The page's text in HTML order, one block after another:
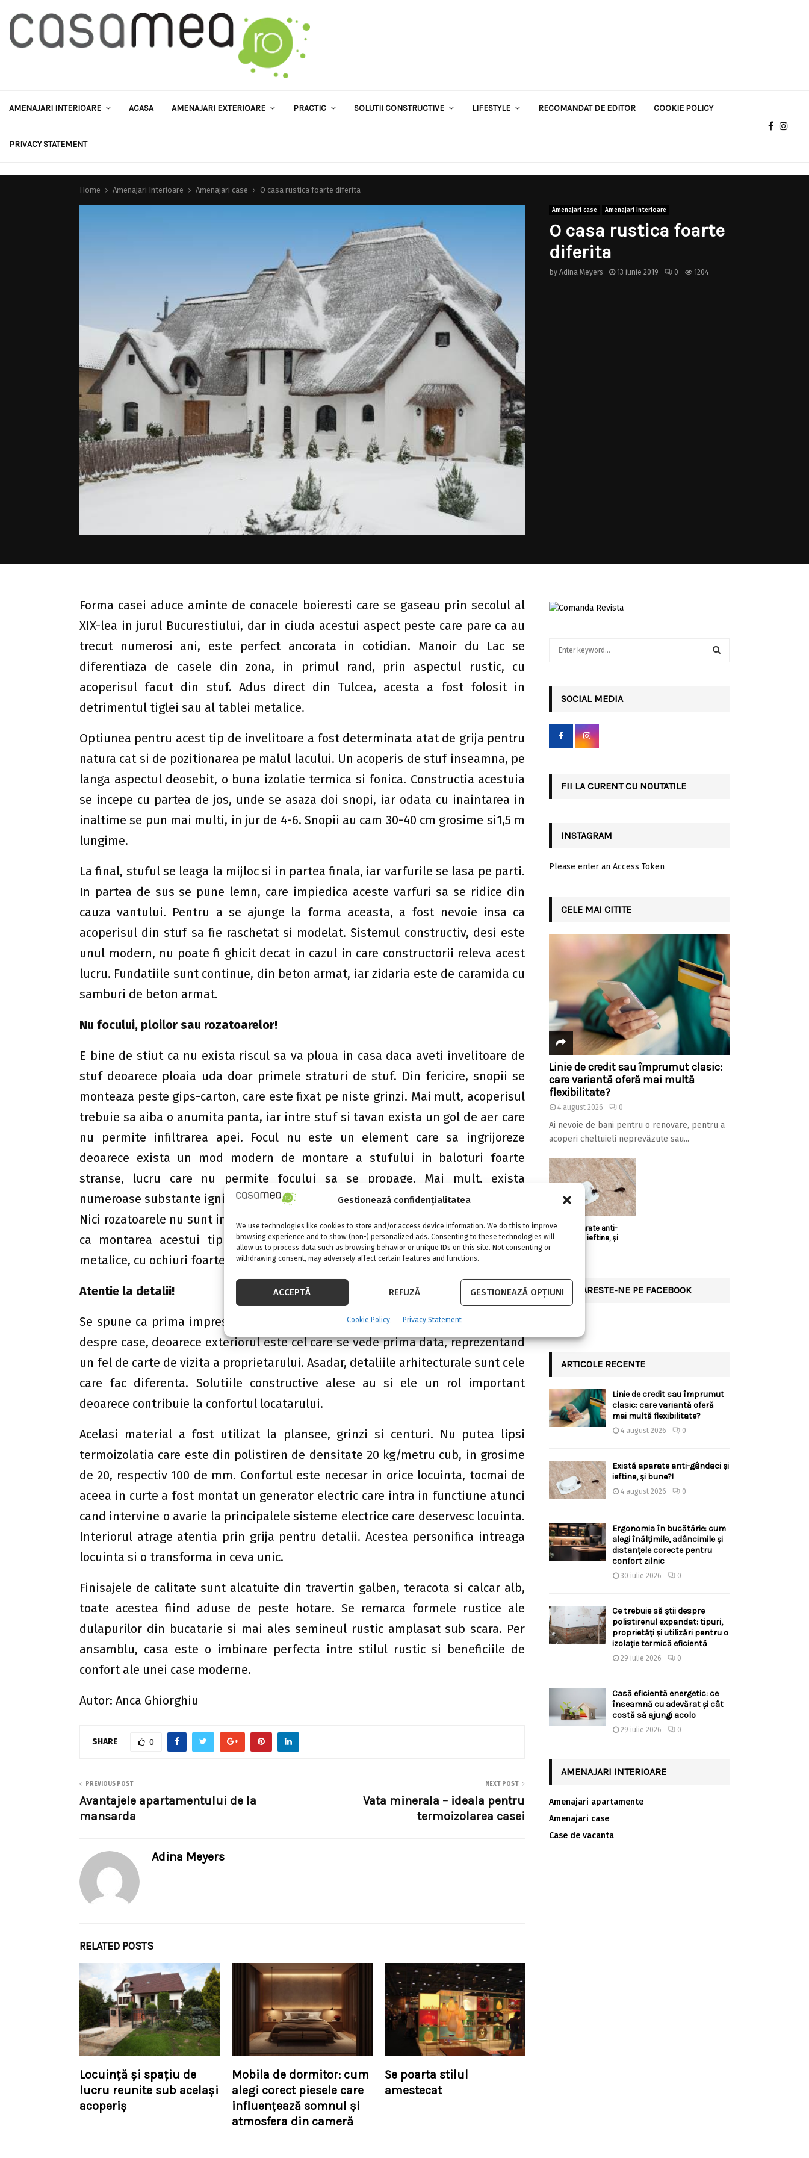
Gestionează confidențialitatea
We use technologies like cookies to store and/or access device information. We do this to improve
browsing experience and to show (non-) personalized ads. Consenting to these technologies will
allow us to process data such as browsing behavior or unique IDs on this site. Not consenting or
withdrawing consent, may adversely affect certain features and functions.
ACCEPTĂ REFUZĂ GESTIONEAZĂ OPȚIUNI
Cookie Policy Privacy Statement
AMENAJARI INTERIOARE ACASA AMENAJARI EXTERIOARE PRACTIC SOLUTII CONSTRUCTIVE LIFESTYLE RECOMANDAT DE EDITOR COOKIE POLICY
PRIVACY STATEMENT
Home Amenajari Interioare Amenajari case O casa rustica foarte diferita
Amenajari case Amenajari Interioare
O casa rustica foarte
diferita
by Adina Meyers 13 iunie 2019 0 1204
Forma casei aduce aminte de conacele boieresti care se gaseau prin secolul al
XIX-lea in jurul Bucurestiului, dar in ciuda acestui aspect peste care pare ca au
trecut numerosi ani, este perfect ancorata in cotidian. Manoir du Lac se
diferentiaza de casele din zona, in primul rand, prin aspectul rustic, cu
acoperisul facut din stuf. Adus direct din Tulcea, acesta a fost folosit in
detrimentul tiglei sau al tablei metalice.
Optiunea pentru acest tip de invelitoare a fost determinata atat de grija pentru
natura cat si de pozitionarea pe malul lacului. Un acoperis de stuf inseamna, pe
langa aspectul deosebit, o buna izolatie termica si fonica. Constructia acestuia
se incepe cu partea de jos, unde se asaza doi snopi, iar odata cu inaintarea in
inaltime se pun mai multi, in jur de 4-6. Snopii au cam 30-40 cm grosime si1,5 m
lungime.
La final, stuful se leaga la mijloc si in partea finala, iar varfurile se lasa pe parti.
In partea de sus se pune lemn, care impiedica aceste varfuri sa se ridice din
cauza vantului. Pentru a se ajunge la forma aceasta, a fost nevoie insa ca
acoperisul din stuf sa fie raschetat si modelat. Sistemul constructiv, desi este
unul modern, nu poate fi ghicit decat in cazul in care constructorii releva acest
lucru. Fundatiile sunt continue, din beton armat, iar zidaria este de caramida cu
samburi de beton armat.
Nu focului, ploilor sau rozatoarelor!
E bine de stiut ca nu exista riscul sa va ploua in casa daca aveti invelitoare de
stuf deoarece ploaia uda doar primele straturi de stuf. Din fericire, snopii se
monteaza peste gips-carton, care este fixat pe niste grinzi. Mai mult, acoperisul
trebuie sa aiba o anumita panta, iar intre stuf si tavan exista un gol de aer care
nu permite infiltrarea apei. Focul nu este un element care sa ingrijoreze
deoarece exista un mod modern de montare a stufului in baloturi foarte
stranse, lucru care nu permite focului sa se propage. Mai mult, exista
numeroase substante ignifugante.
Nici rozatoarele nu sunt interesate de stuf, iar pasarile sunt indepartate pentru
ca montarea acestui tip de invelitoare presupune si montarea unei plase
metalice, cu ochiuri foarte mici.
Atentie la detalii!
Se spune ca prima impresie este decisiva! La fel sta treaba si cand vine vorba
despre case, deoarece exteriorul este cel care se vede prima data, reprezentand
un fel de carte de vizita a proprietarului. Asadar, detaliile arhitecturale sunt cele
care fac diferenta. Solutiile constructive alese au si ele un rol important
deoarece contribuie la confortul locatarului.
Acelasi material a fost utilizat la plansee, grinzi si centuri. Nu putea lipsi
termoizolatia care este din polistiren de densitate 20 kg/metru cub, in grosime
de 20, respectiv 100 de mm. Confortul este necesar in orice locuinta, tocmai de
aceea in curte a fost montat un generator electric care intra in functiune atunci
cand intervine o avarie la principalele sisteme electrice care deservesc locuinta.
Interiorul atrage atentia prin grija pentru detalii. Acestea personifica intreaga
locuinta si o transforma in ceva unic.
Finisajele de calitate sunt alcatuite din travertin galben, teracota si calcar alb,
toate acestea fiind aduse de peste hotare. Se remarca formele rustice ale
dulapurilor din bucatarie si mai ales semineul rustic amplasat sub scara. Per
ansamblu, casa este o imbinare perfecta intre stilul rustic si beneficiile de
confort ale unei case moderne.
Autor: Anca Ghiorghiu
SHARE 0
PREVIOUS POST
Avantajele apartamentului de la
mansarda
NEXT POST
Vata minerala – ideala pentru
termoizolarea casei
Adina Meyers
RELATED POSTS
Locuință și spațiu de
lucru reunite sub același
acoperiș
Mobila de dormitor: cum
alegi corect piesele care
influențează somnul și
atmosfera din cameră
Se poarta stilul
amestecat
r
SOCIAL MEDIA
FII LA CURENT CU NOUTATILE
INSTAGRAM
Please enter an Access Token
CELE MAI CITITE
Linie de credit sau împrumut clasic:
care variantă oferă mai multă
flexibilitate?
4 august 2026 0
Ai nevoie de bani pentru o renovare, pentru a
acoperi cheltuieli neprevăzute sau...
Există aparate anti-
gândaci și ieftine, și
bune?!
URMARESTE-NE PE FACEBOOK
ARTICOLE RECENTE
Linie de credit sau împrumut
clasic: care variantă oferă
mai multă flexibilitate?
4 august 2026 0
Există aparate anti-gândaci și
ieftine, și bune?!
4 august 2026 0
Ergonomia în bucătărie: cum
alegi înălțimile, adâncimile și
distanțele corecte pentru
confort zilnic
30 iulie 2026 0
Ce trebuie să știi despre
polistirenul expandat: tipuri,
proprietăți și utilizări pentru o
izolație termică eficientă
29 iulie 2026 0
Casă eficientă energetic: ce
înseamnă cu adevărat și cât
costă să ajungi acolo
29 iulie 2026 0
AMENAJARI INTERIOARE
Amenajari apartamente
Amenajari case
Case de vacanta